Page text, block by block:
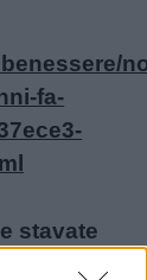
fa-
stavate